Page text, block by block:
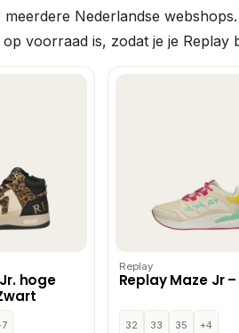
Nederlandse
voorraad is, zodat je je Replay
hoge
Replay
Replay Maze Jr
32 33 35
+4